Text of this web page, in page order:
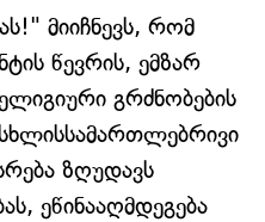
მიიჩნევს, რომ
წევრის, ემზარ
გრძნობების
ზღუდავს
ეწინააღმდეგება